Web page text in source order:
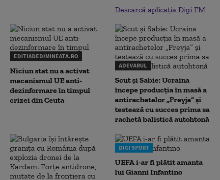
Descarcă aplicația Digi FM
EDITIADEDIMINEATA.RO
Niciun stat nu a activat
mecanismul UE anti-
dezinformare în timpul
crizei din Ceuta
ADEVARUL
Scut și Sabie: Ucraina
începe producția în masă a
antirachetelor „Freyja” și
testează cu succes prima sa
rachetă balistică autohtonă
DIGI SPORT
UEFA i-ar fi plătit amanta
lui Gianni Infantino